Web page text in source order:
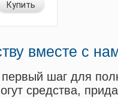
Купить
вместе с
шаг для
средства,